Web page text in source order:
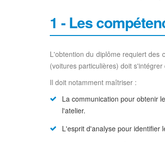
1 - Les
L'obtention du diplôme requiert des
(voitures particulières) doit
Il doit notamment maîtriser :
La communication pour obtenir
l'atelier.
L'esprit d'analyse pour identifier